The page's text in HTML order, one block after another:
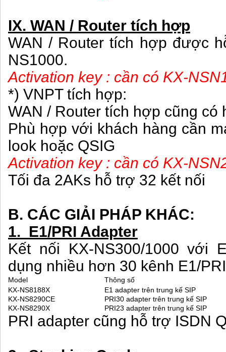
IX. WAN / Router tích hợp
WAN / Router tích hợp được
NS1000.
Activation key : cần có KX-
*) VNPT tích hợp:
WAN / Router tích hợp cũng có
Phù hợp với khách hàng cần
look hoặc QSIG
Activation key : cần có KX-
Tối đa 2AKs hỗ trợ 32 kết nối
B. CÁC GIẢI PHÁP KHÁC:
1. E1/PRI Adapter
Kết nối KX-NS300/1000 với
dụng nhiều hơn 30 kênh E1/PRI
Model
Thông số
KX-NS8188X
E1 adapter trên trung kế SIP
KX-NS8290CE
PRI30 adapter trên trung kế SIP
KX-NS8290X
PRI23 adapter trên trung kế SIP
PRI adapter cũng hỗ trợ ISDN